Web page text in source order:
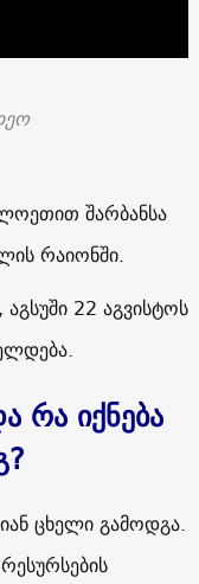
შარბანსა
რაიონში.
22 აგვისტოს
რა იქნება
?
ცხელი გამოდგა.